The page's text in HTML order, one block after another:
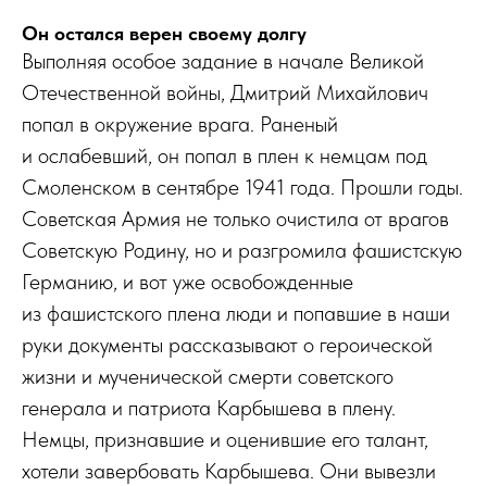
Он остался верен своему долгу
Выполняя особое задание в начале Великой
Отечественной войны, Дмитрий Михайлович
попал в окружение врага. Раненый
и ослабевший, он попал в плен к немцам под
Смоленском в сентябре 1941 года. Прошли годы.
Советская Армия не только очистила от врагов
Советскую Родину, но и разгромила фашистскую
Германию, и вот уже освобожденные
из фашистского плена люди и попавшие в наши
руки документы рассказывают о героической
жизни и мученической смерти советского
генерала и патриота Карбышева в плену.
Немцы, признавшие и оценившие его талант,
хотели завербовать Карбышева. Они вывезли